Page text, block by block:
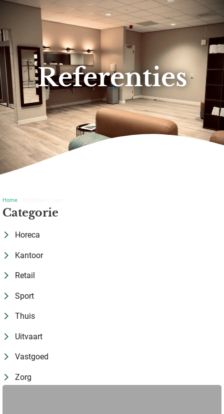
Referenties
Home
Categorie
Horeca
Kantoor
Retail
Sport
Thuis
Uitvaart
Vastgoed
Zorg